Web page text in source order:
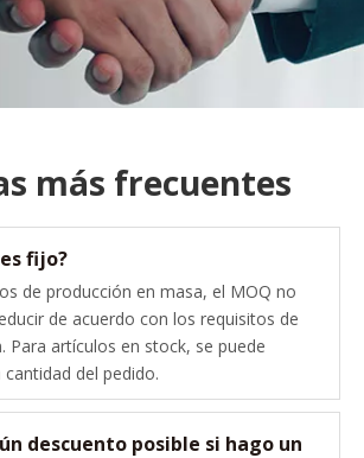
más frecuentes
fijo?
de producción en masa, el MOQ no
de acuerdo con los requisitos de
Para artículos en stock, se puede
del pedido.
descuento posible si hago un